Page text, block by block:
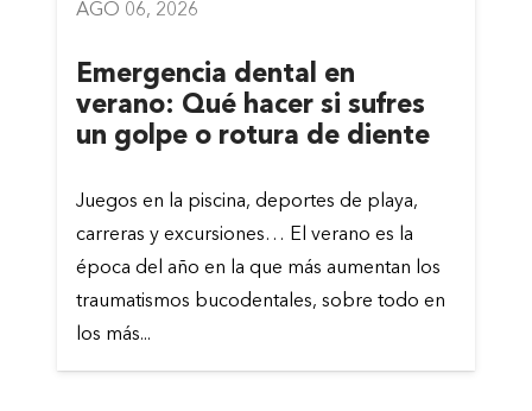
AGO 06, 2026
Emergencia dental en
verano: Qué hacer si sufres
un golpe o rotura de diente
Juegos en la piscina, deportes de playa,
carreras y excursiones… El verano es la
época del año en la que más aumentan los
traumatismos bucodentales, sobre todo en
los más...